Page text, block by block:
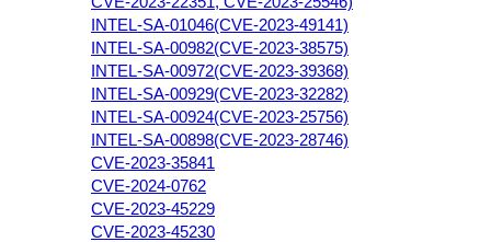
INTEL-SA-01046(CVE-2023-49141)
INTEL-SA-00982(CVE-2023-38575)
INTEL-SA-00972(CVE-2023-39368)
INTEL-SA-00929(CVE-2023-32282)
INTEL-SA-00924(CVE-2023-25756)
INTEL-SA-00898(CVE-2023-28746)
CVE-2023-35841
CVE-2024-0762
CVE-2023-45229
CVE-2023-45230